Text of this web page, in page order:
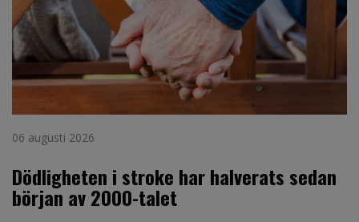
06 augusti 2026
Dödligheten i stroke har halverats sedan
början av 2000-talet